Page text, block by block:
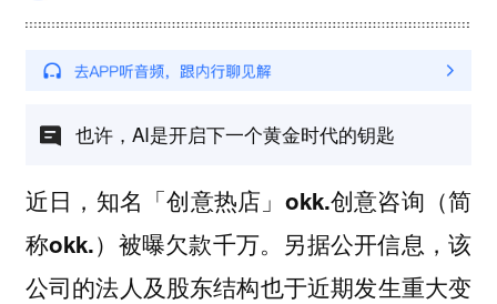
也许，AI是开启下一个黄金时代的钥匙
近日，知名「创意热店」okk.创意咨询（简
称okk.）被曝欠款千万。另据公开信息，该
公司的法人及股东结构也于近期发生重大变